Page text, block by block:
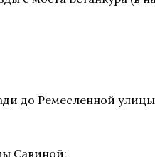
до Ремесленной
Савиной;